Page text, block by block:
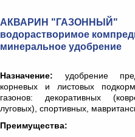
АКВАРИН "ГАЗОННЫЙ"
водорастворимое
минеральное удобрение
Назначение: удобрение
корневых и листовых
газонов: декоративных
луговых), спортивных,
Преимущества: